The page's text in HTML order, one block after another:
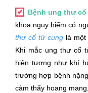
Bệnh ung thư
khoa nguy hiểm có
thư cổ tử cung là
Khi mắc ung thư cổ
hiện tượng như khí
trường hợp bệnh
cảm thấy hoang